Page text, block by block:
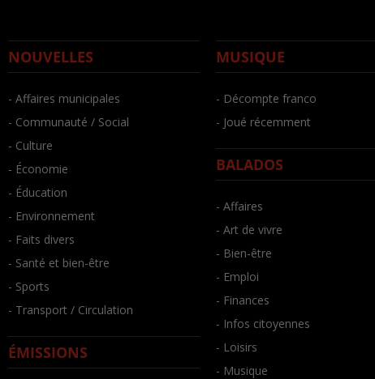
NOUVELLES
- Affaires municipales
- Communauté / Social
- Culture
- Économie
- Éducation
- Environnement
- Faits divers
- Santé et bien-être
- Sports
- Transport / Circulation
ÉMISSIONS
MUSIQUE
- Décompte franco
- Joué récemment
BALADOS
- Affaires
- Art de vivre
- Bien-être
- Emploi
- Finances
- Infos citoyennes
- Loisirs
- Musique